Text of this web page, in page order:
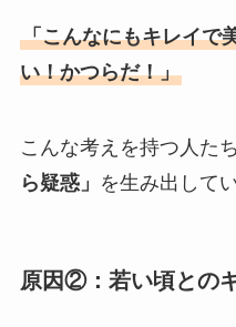
「こんなにもキレイで
い！かつらだ！」
こんな考えを持つ人た
ら疑惑」 を生み出して
原因②：若い頃との